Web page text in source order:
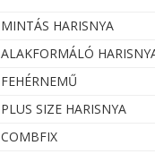
MINTÁS HARISNYA
ALAKFORMÁLÓ
FEHÉRNEMŰ
PLUS SIZE HARISNYA
COMBFIX